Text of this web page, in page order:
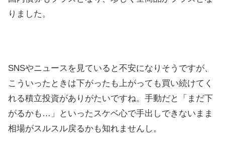
りました。
SNSやニュースを見ていると不安になりそうですが、
こういったときは下がったも上がっても買い続けてく
れる積立投資がありがたいですね。手動だと「まだ下
がるかも…」といったスケベ心で手出しできないまま
相場がスルスル戻るかも知れませんし。